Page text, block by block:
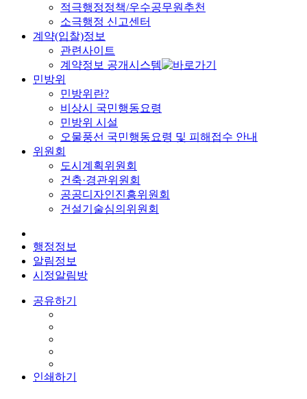
적극행정정책/우수공무원추천
소극행정 신고센터
계약(입찰)정보
관련사이트
계약정보 공개시스템
민방위
민방위란?
비상시 국민행동요령
민방위 시설
오물풍선 국민행동요령 및 피해접수 안내
위원회
도시계획위원회
건축·경관위원회
공공디자인진흥위원회
건설기술심의위원회
행정정보
알림정보
시정알림방
공유하기
인쇄하기